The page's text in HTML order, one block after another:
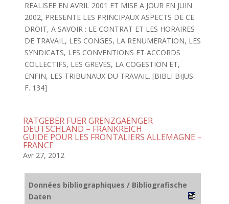
REALISEE EN AVRIL 2001 ET MISE A JOUR EN JUIN
2002, PRESENTE LES PRINCIPAUX ASPECTS DE CE
DROIT, A SAVOIR : LE CONTRAT ET LES HORAIRES
DE TRAVAIL, LES CONGES, LA RENUMERATION, LES
SYNDICATS, LES CONVENTIONS ET ACCORDS
COLLECTIFS, LES GREVES, LA COGESTION ET,
ENFIN, LES TRIBUNAUX DU TRAVAIL. [BIBLI BIJUS:
F. 134]
RATGEBER FUER GRENZGAENGER
DEUTSCHLAND – FRANKREICH
GUIDE POUR LES FRONTALIERS ALLEMAGNE –
FRANCE
Avr 27, 2012
Données bibliographiques / Bibliografische
Daten